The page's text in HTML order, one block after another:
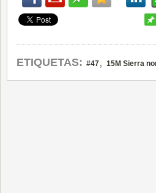
ETIQUETAS: #47, 15M Sierra